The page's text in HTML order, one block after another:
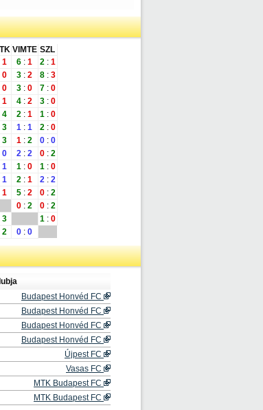
VIMTE SZL
1 6 : 1 2 : 1
0 3 : 2 8 : 3
0 3 : 0 7 : 0
1 4 : 2 3 : 0
4 2 : 1 1 : 0
3 1 : 1 2 : 0
3 1 : 2 0 : 0
0 2 : 2 0 : 2
1 1 : 0 1 : 0
1 2 : 1 2 : 2
1 5 : 2 0 : 2
0 : 2 0 : 2
3 1 : 0
2 0 : 0
Budapest Honvéd FC
Budapest Honvéd FC
Budapest Honvéd FC
Budapest Honvéd FC
Újpest FC
Vasas FC
MTK Budapest FC
MTK Budapest FC